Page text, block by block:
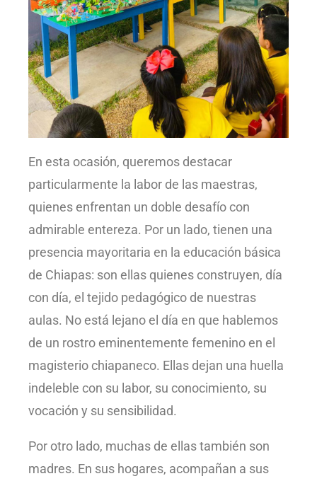
En esta ocasión, queremos destacar
particularmente la labor de las maestras,
quienes enfrentan un doble desafío con
admirable entereza. Por un lado, tienen una
presencia mayoritaria en la educación básica
de Chiapas: son ellas quienes construyen, día
con día, el tejido pedagógico de nuestras
aulas. No está lejano el día en que hablemos
de un rostro eminentemente femenino en el
magisterio chiapaneco. Ellas dejan una huella
indeleble con su labor, su conocimiento, su
vocación y su sensibilidad.
Por otro lado, muchas de ellas también son
madres. En sus hogares, acompañan a sus